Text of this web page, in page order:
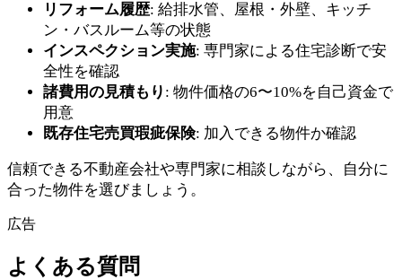
リフォーム履歴: 給排水管、屋根・外壁、キッチ
ン・バスルーム等の状態
インスペクション実施: 専門家による住宅診断で安
全性を確認
諸費用の見積もり : 物件価格の6〜10%を自己資金で
用意
既存住宅売買瑕疵保険: 加入できる物件か確認
信頼できる不動産会社や専門家に相談しながら、自分に
合った物件を選びましょう。
広告
よくある質問